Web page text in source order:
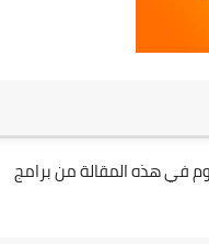
في هذه المقالة من برامج